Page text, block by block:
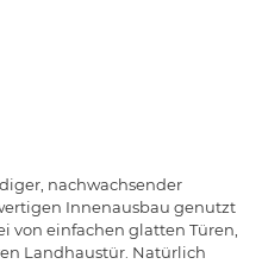
nachwachsender
Innenausbau genutzt
von einfachen glatten Türen,
Landhaustür. Natürlich